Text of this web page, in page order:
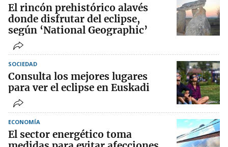
El rincón prehistórico alavés
donde disfrutar del eclipse,
según ‘National Geographic’
SOCIEDAD
Consulta los mejores lugares
para ver el eclipse en Euskadi
ECONOMÍA
El sector energético toma